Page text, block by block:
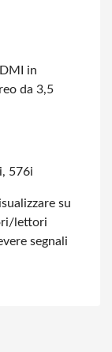
in
da 3,5
576i
su
lettori
segnali